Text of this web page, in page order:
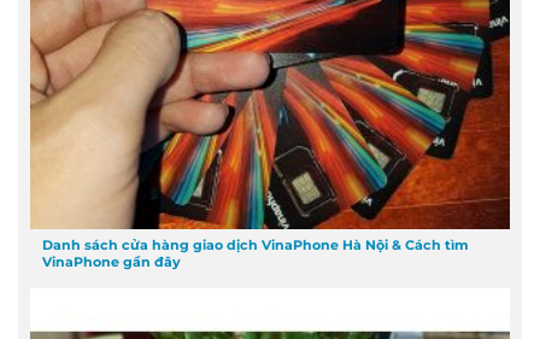
Danh sách cửa hàng giao dịch VinaPhone Hà Nội & Cách tìm
VinaPhone gần đây